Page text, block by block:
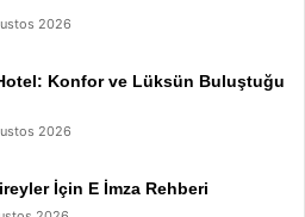
2026
Konfor ve Lüksün Buluştuğu
2026
İçin E İmza Rehberi